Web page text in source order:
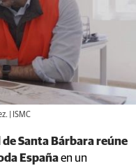
| ISMC
Santa Bárbara reúne
Españaen un